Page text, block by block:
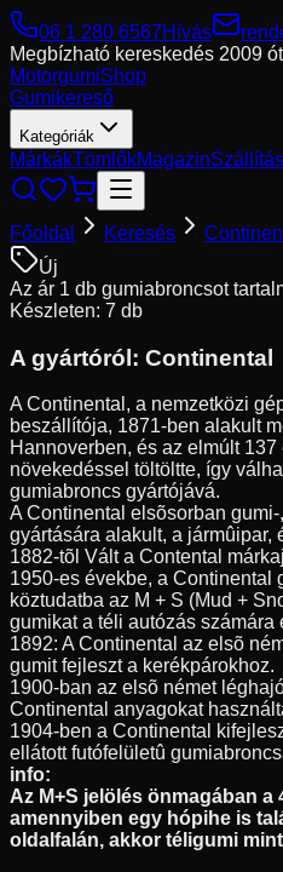
06 1 280 6567Hívás
Megbízható kereskedés 2009
MotorgumiShop
Gumikereső
Kategóriák
MárkákTömlőkMagazinSzállítás
Főoldal Keresés
Új
Az ár 1 db gumiabroncsot
Készleten: 7 db
A gyártóról: Continental
A Continental, a nemzetközi
beszállítója, 1871-ben alakult
Hannoverben, és az elmúlt
növekedéssel töltöltte, így
gumiabroncs gyártójává.
A Continental elsõsorban
gyártására alakult, a jármûipar,
1882-tõl Vált a Contental
1950-es évekbe, a Continental
köztudatba az M + S (Mud +
gumikat a téli autózás számára
1892: A Continental az elsõ
gumit fejleszt a kerékpárokhoz.
1900-ban az elsõ német
Continental anyagokat
1904-ben a Continental
ellátott futófelületû
info:
Az M+S jelölés önmagában
amennyiben egy hópihe is
oldalfalán, akkor téligumi